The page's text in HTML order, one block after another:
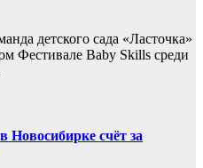
детского сада «Ласточка»
Фестивале Baby Skills среди
Новосибирке счёт за